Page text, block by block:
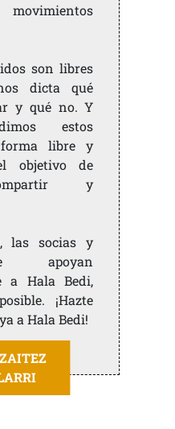
son libres
dicta qué
y qué no. Y
estos
libre y
objetivo de
y
las socias y
apoyan
a Hala Bedi,
¡Hazte
a Hala Bedi!